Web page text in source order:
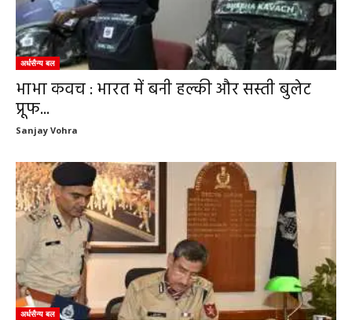
अर्धसैन्य बल
भाभा कवच : भारत में बनी हल्की और सस्ती बुलेट
प्रूफ...
Sanjay Vohra
अर्धसैन्य बल